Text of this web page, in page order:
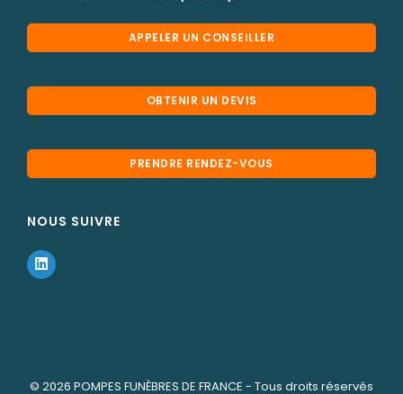
HABILITATION PREFECTORALE
habilitées par les préfectures.
Préfecture MANCHE
À VOTRE SERVICE 24H/24 7J/7
OBTENIR UN DEVIS